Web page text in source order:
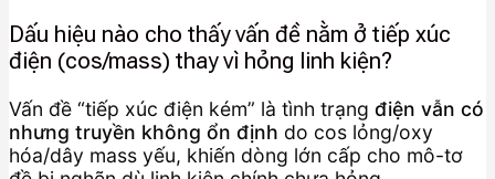
Dấu hiệu nào cho thấy vấn đề nằm ở tiếp xúc
điện (cos/mass) thay vì hỏng linh kiện?
Vấn đề “tiếp xúc điện kém” là tình trạng điện vẫn có
nhưng truyền không ổn định do cos lỏng/oxy
hóa/dây mass yếu, khiến dòng lớn cấp cho mô-tơ